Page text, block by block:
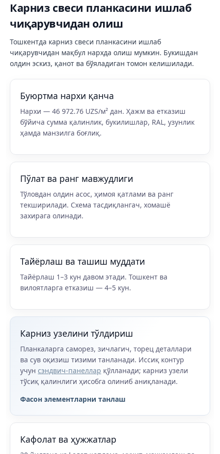
Карниз свеси планкасини ишлаб
чиқарувчидан олиш
Тошкентда карниз свеси планкасини ишлаб
чиқарувчидан мақбул нархда олиш мумкин. Букишдан
олдин эскиз, қанот ва бўяладиган томон келишилади.
Буюртма нархи қанча
Нархи — 46 972.76 UZS/м² дан. Ҳажм ва етказиш
бўйича сумма қалинлик, букилишлар, RAL, узунлик
ҳамда манзилга боғлиқ.
Пўлат ва ранг мавжудлиги
Тўловдан олдин асос, ҳимоя қатлами ва ранг
текширилади. Схема тасдиқлангач, хомашё
захирага олинади.
Тайёрлаш ва ташиш муддати
Тайёрлаш 1–3 кун давом этади. Тошкент ва
вилоятларга етказиш — 4–5 кун.
Карниз узелини тўлдириш
Планкаларга саморез, зичлагич, торец деталлари
ва сув оқизиш тизими танланади. Иссиқ контур
учун сэндвич-панеллар қўлланади; карниз узели
тўсиқ қалинлиги ҳисобга олиниб аниқланади.
Фасон элементларни танлаш
Кафолат ва ҳужжатлар